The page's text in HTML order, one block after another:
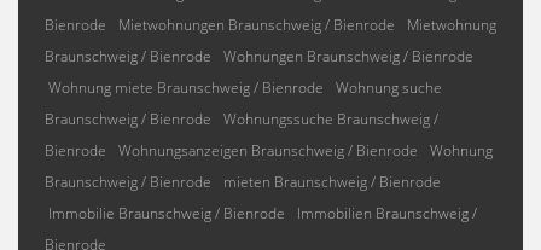
Bienrode
Mietwohnungen Braunschweig / Bienrode
Mietwohnung
Braunschweig / Bienrode
Wohnungen Braunschweig / Bienrode
Wohnung miete Braunschweig / Bienrode
Wohnung suche
Braunschweig / Bienrode
Wohnungssuche Braunschweig /
Bienrode
Wohnungsanzeigen Braunschweig / Bienrode
Wohnung
Braunschweig / Bienrode
mieten Braunschweig / Bienrode
Immobilie Braunschweig / Bienrode
Immobilien Braunschweig /
Bienrode